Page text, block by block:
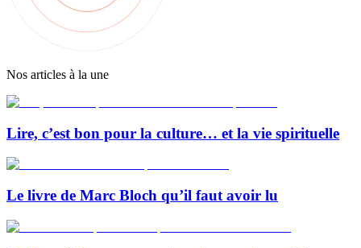
Nos articles à la une
Lire, c’est bon pour la culture… et la vie spirituelle
Le livre de Marc Bloch qu’il faut avoir lu